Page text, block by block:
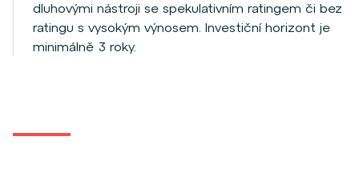
dluhovými nástroji se spekulativním ratingem či bez
ratingu s vysokým výnosem. Investiční horizont je
minimálně 3 roky.